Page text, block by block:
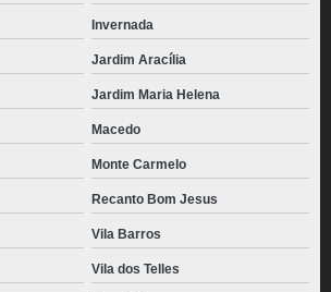
Invernada
Jardim Aracília
Jardim Maria Helena
Macedo
Monte Carmelo
Recanto Bom Jesus
Vila Barros
Vila dos Telles